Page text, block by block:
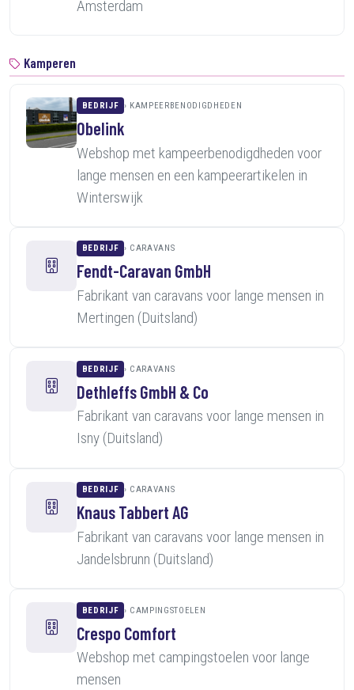
Amsterdam
Kamperen
BEDRIJF KAMPEERBENODIGDHEDEN
Obelink
Webshop met kampeerbenodigdheden voor
lange mensen en een kampeerartikelen in
Winterswijk
BEDRIJF CARAVANS
Fendt-Caravan GmbH
Fabrikant van caravans voor lange mensen in
Mertingen (Duitsland)
BEDRIJF CARAVANS
Dethleffs GmbH & Co
Fabrikant van caravans voor lange mensen in
Isny (Duitsland)
BEDRIJF CARAVANS
Knaus Tabbert AG
Fabrikant van caravans voor lange mensen in
Jandelsbrunn (Duitsland)
BEDRIJF CAMPINGSTOELEN
Crespo Comfort
Webshop met campingstoelen voor lange
mensen